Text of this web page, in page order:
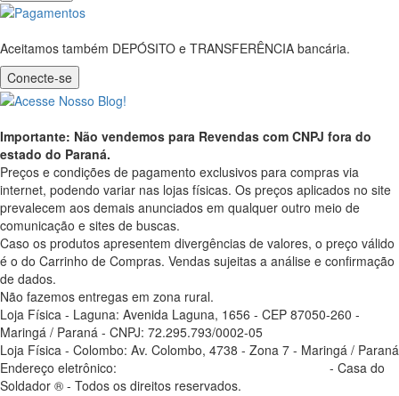
Aceitamos também DEPÓSITO e TRANSFERÊNCIA bancária.
Conecte-se
Importante: Não vendemos para Revendas com CNPJ fora do
estado do Paraná.
Preços e condições de pagamento exclusivos para compras via
internet, podendo variar nas lojas físicas. Os preços aplicados no site
prevalecem aos demais anunciados em qualquer outro meio de
comunicação e sites de buscas.
Caso os produtos apresentem divergências de valores, o preço válido
é o do Carrinho de Compras. Vendas sujeitas a análise e confirmação
de dados.
Não fazemos entregas em zona rural.
Loja Física - Laguna: Avenida Laguna, 1656 - CEP 87050-260 -
Maringá / Paraná - CNPJ: 72.295.793/0002-05
Loja Física - Colombo: Av. Colombo, 4738 - Zona 7 - Maringá / Paraná
Endereço eletrônico:
- Casa do
Soldador ® - Todos os direitos reservados.